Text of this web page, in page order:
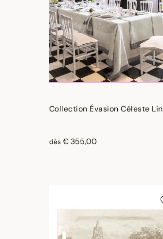
Collection Évasion Céleste Lin
dès € 355,00